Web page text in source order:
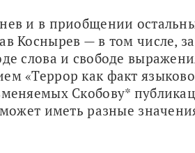
и в приобщении
Коснырев — в том числе,
слова и свободе
«Террор как факт
Скобову*
иметь разные